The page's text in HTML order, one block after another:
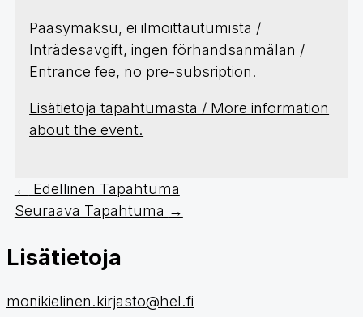
Pääsymaksu, ei ilmoittautumista /
Inträdesavgift, ingen förhandsanmälan /
Entrance fee, no pre-subsription.
Lisätietoja tapahtumasta / More information
about the event.
← Edellinen Tapahtuma
Seuraava Tapahtuma →
Lisätietoja
monikielinen.kirjasto@hel.fi